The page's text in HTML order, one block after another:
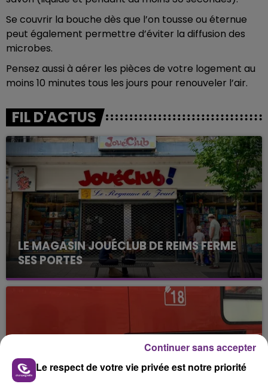
Se couvrir la bouche dès que l’on tousse ou éternue
peut également permettre d’éviter la diffusion des
microbes.
Pensez aussi à aérer les pièces de votre logement au
moins 10 minutes tous les jours pour renouveler l’air.
FIL D'ACTUS
LE MAGASIN JOUÉCLUB DE REIMS FERME
SES PORTES
C'était l'une des institutions du centre-ville
rémois. Le magasin JouéClub est contraint de
Le respect de votre vie privée est notre priorité
Continuer sans accepter